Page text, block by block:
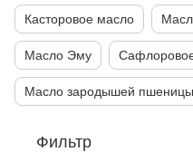
Касторовое масло
Масло Эму
Масло зародышей пшеницы
Фильтр